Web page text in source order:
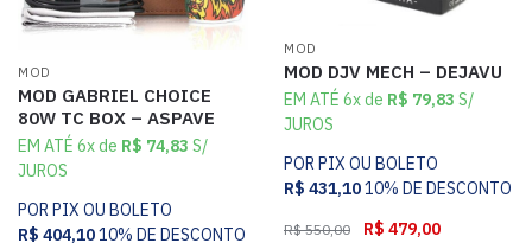
MOD
MOD GABRIEL CHOICE
80W TC BOX – ASPAVE
EM ATÉ 6x de R$ 74,83 S/
JUROS
POR PIX OU BOLETO
R$ 404,1010% DE DESCONTO
MOD
MOD DJV MECH – DEJAVU
EM ATÉ 6x de R$ 79,83 S/
JUROS
POR PIX OU BOLETO
R$ 431,1010% DE DESCONTO
R$550,00 R$ 479,00